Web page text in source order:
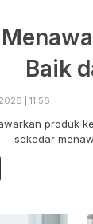
Baik
| 11:56
produk
sekedar